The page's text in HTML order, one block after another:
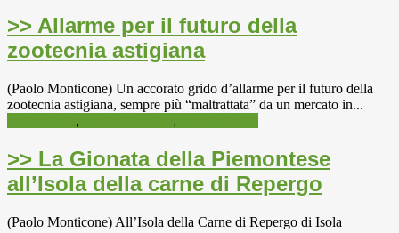
>> Allarme per il futuro della
zootecnia astigiana
(Paolo Monticone) Un accorato grido d’allarme per il futuro della
zootecnia astigiana, sempre più “maltrattata” da un mercato in...
, ,
>> La Gionata della Piemontese
all’Isola della carne di Repergo
(Paolo Monticone) All’Isola della Carne di Repergo di Isola